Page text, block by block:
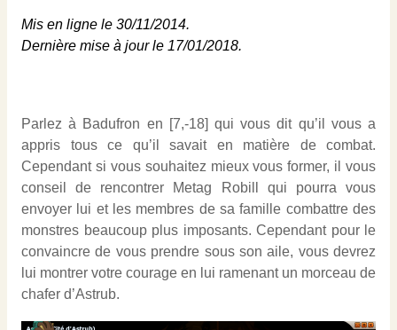
Mis en ligne le 30/11/2014.
Dernière mise à jour le 17/01/2018.
Parlez à Badufron en [7,-18] qui vous dit qu’il vous a
appris tous ce qu’il savait en matière de combat.
Cependant si vous souhaitez mieux vous former, il vous
conseil de rencontrer Metag Robill qui pourra vous
envoyer lui et les membres de sa famille combattre des
monstres beaucoup plus imposants. Cependant pour le
convaincre de vous prendre sous son aile, vous devrez
lui montrer votre courage en lui ramenant un morceau de
chafer d’Astrub.